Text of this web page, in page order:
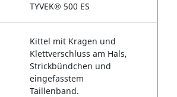
TYVEK® 500 ES
Kittel mit Kragen und
Klettverschluss am Hals,
Strickbündchen und
eingefasstem
Taillenband.